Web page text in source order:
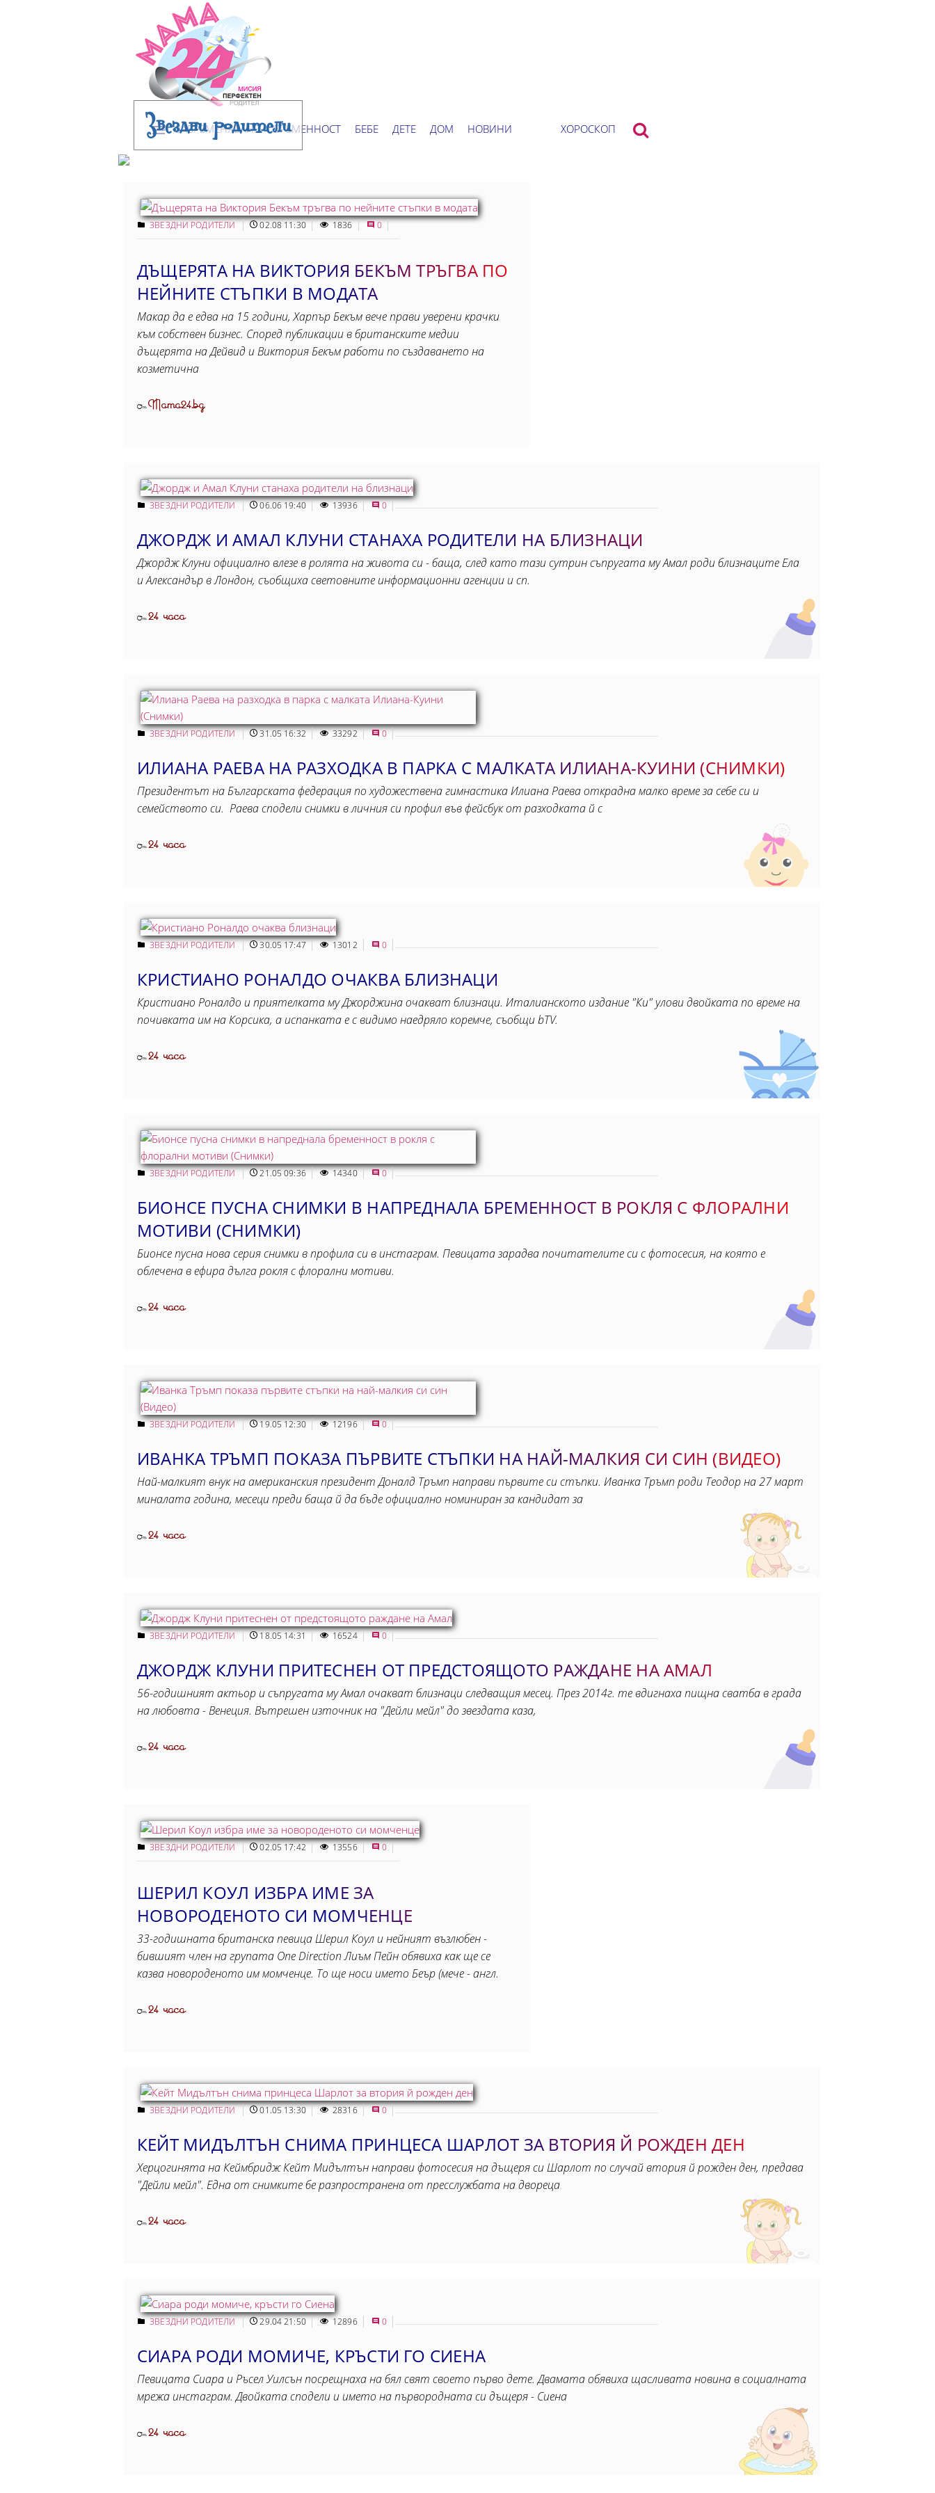
ЗАБРЕМЕНЯВАНЕ БРЕМЕННОСТ БЕБЕ ДЕТЕ ДОМ НОВИНИ ХОРОСКОП
Звездни родители
ЗВЕЗДНИ РОДИТЕЛИ 02.08 11:30 1836 0
ДЪЩЕРЯТА НА ВИКТОРИЯ БЕКЪМ ТРЪГВА ПО
НЕЙНИТЕ СТЪПКИ В МОДАТА
Макар да е едва на 15 години, Харпър Бекъм вече прави уверени крачки
към собствен бизнес. Според публикации в британските медии
дъщерята на Дейвид и Виктория Бекъм работи по създаването на
козметична
ОтMama24.bg
ЗВЕЗДНИ РОДИТЕЛИ 06.06 19:40 13936 0
ДЖОРДЖ И АМАЛ КЛУНИ СТАНАХА РОДИТЕЛИ НА БЛИЗНАЦИ
Джордж Клуни официално влезе в ролята на живота си - баща, след като тази сутрин съпругата му Амал роди близнаците Ела
и Александър в Лондон, съобщиха световните информационни агенции и сп.
От24 часа
ЗВЕЗДНИ РОДИТЕЛИ 31.05 16:32 33292 0
ИЛИАНА РАЕВА НА РАЗХОДКА В ПАРКА С МАЛКАТА ИЛИАНА-КУИНИ (СНИМКИ)
Президентът на Българската федерация по художествена гимнастика Илиана Раева открадна малко време за себе си и
семейството си. Раева сподели снимки в личния си профил във фейсбук от разходката й с
От24 часа
ЗВЕЗДНИ РОДИТЕЛИ 30.05 17:47 13012 0
КРИСТИАНО РОНАЛДО ОЧАКВА БЛИЗНАЦИ
Кристиано Роналдо и приятелката му Джорджина очакват близнаци. Италианското издание "Ки" улови двойката по време на
почивката им на Корсика, а испанката е с видимо наедряло коремче, съобщи bTV.
От24 часа
ЗВЕЗДНИ РОДИТЕЛИ 21.05 09:36 14340 0
БИОНСЕ ПУСНА СНИМКИ В НАПРЕДНАЛА БРЕМЕННОСТ В РОКЛЯ С ФЛОРАЛНИ
МОТИВИ (СНИМКИ)
Бионсе пусна нова серия снимки в профила си в инстаграм. Певицата зарадва почитателите си с фотосесия, на която е
облечена в ефира дълга рокля с флорални мотиви.
От24 часа
ЗВЕЗДНИ РОДИТЕЛИ 19.05 12:30 12196 0
ИВАНКА ТРЪМП ПОКАЗА ПЪРВИТЕ СТЪПКИ НА НАЙ-МАЛКИЯ СИ СИН (ВИДЕО)
Най-малкият внук на американския президент Доналд Тръмп направи първите си стъпки. Иванка Тръмп роди Теодор на 27 март
миналата година, месеци преди баща й да бъде официално номиниран за кандидат за
От24 часа
ЗВЕЗДНИ РОДИТЕЛИ 18.05 14:31 16524 0
ДЖОРДЖ КЛУНИ ПРИТЕСНЕН ОТ ПРЕДСТОЯЩОТО РАЖДАНЕ НА АМАЛ
56-годишният актьор и съпругата му Амал очакват близнаци следващия месец. През 2014г. те вдигнаха пищна сватба в града
на любовта - Венеция. Вътрешен източник на "Дейли мейл" до звездата каза,
От24 часа
ЗВЕЗДНИ РОДИТЕЛИ 02.05 17:42 13556 0
ШЕРИЛ КОУЛ ИЗБРА ИМЕ ЗА
НОВОРОДЕНОТО СИ МОМЧЕНЦЕ
33-годишната британска певица Шерил Коул и нейният възлюбен -
бившият член на групата One Direction Лиъм Пейн обявиха как ще се
казва новороденото им момченце. То ще носи името Беър (мече - англ.
От24 часа
ЗВЕЗДНИ РОДИТЕЛИ 01.05 13:30 28316 0
КЕЙТ МИДЪЛТЪН СНИМА ПРИНЦЕСА ШАРЛОТ ЗА ВТОРИЯ Й РОЖДЕН ДЕН
Херцогинята на Кеймбридж Кейт Мидълтън направи фотосесия на дъщеря си Шарлот по случай втория й рожден ден, предава
"Дейли мейл". Една от снимките бе разпространена от пресслужбата на двореца
От24 часа
ЗВЕЗДНИ РОДИТЕЛИ 29.04 21:50 12896 0
СИАРА РОДИ МОМИЧЕ, КРЪСТИ ГО СИЕНА
Певицата Сиара и Ръсел Уилсън посрещнаха на бял свят своето първо дете. Двамата обявиха щасливата новина в социалната
мрежа инстаграм. Двойката сподели и името на първородната си дъщеря - Сиена
От24 часа